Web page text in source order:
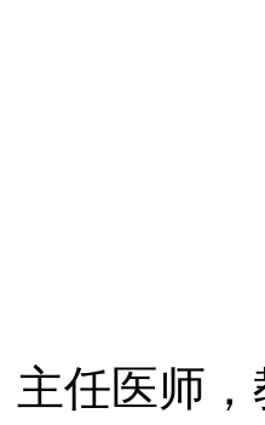
任医师